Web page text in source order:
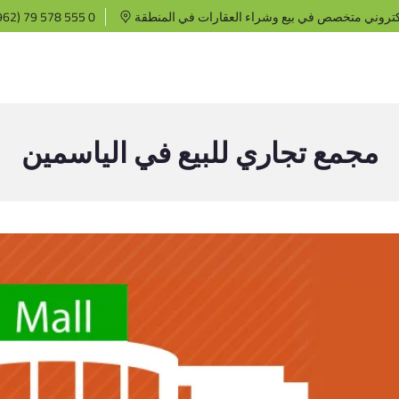
79 578 555 0 متخصص في بيع وشراء العقارات في المنطقة
مجمع تجاري للبيع في الياسمين